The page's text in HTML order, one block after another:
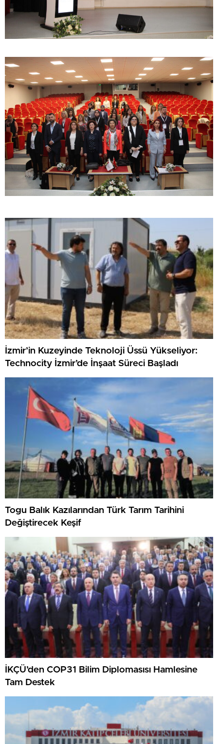
İzmir’in Kuzeyinde Teknoloji Üssü Yükseliyor:
Technocity İzmir’de İnşaat Süreci Başladı
Togu Balık Kazılarından Türk Tarım Tarihini
Değiştirecek Keşif
İKÇÜ’den COP31 Bilim Diplomasısı Hamlesine
Tam Destek